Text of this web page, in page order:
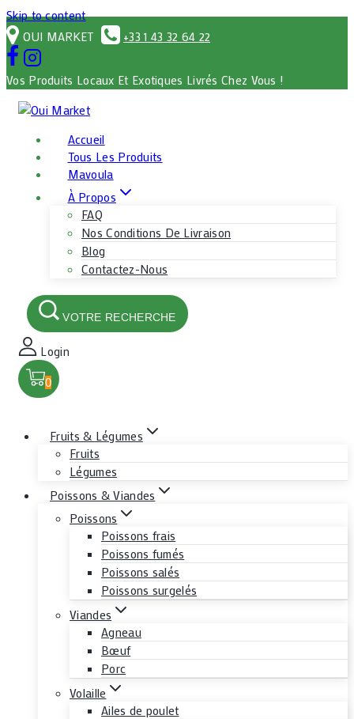
Skip to content
OUI MARKET
+33 1 43 32 64 22
Vos Produits Locaux Et Exotiques Livrés Chez Vous !
Accueil
Tous Les Produits
Mavoula
À Propos
FAQ
Nos Conditions De Livraison
Blog
Contactez-Nous
VOTRE RECHERCHE
Login
0
Fruits & Légumes
Fruits
Légumes
Poissons & Viandes
Poissons
Poissons frais
Poissons fumés
Poissons salés
Poissons surgelés
Viandes
Agneau
Bœuf
Porc
Volaille
Ailes de poulet